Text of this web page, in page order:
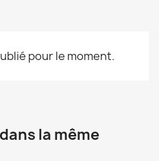
pour le moment.
la même